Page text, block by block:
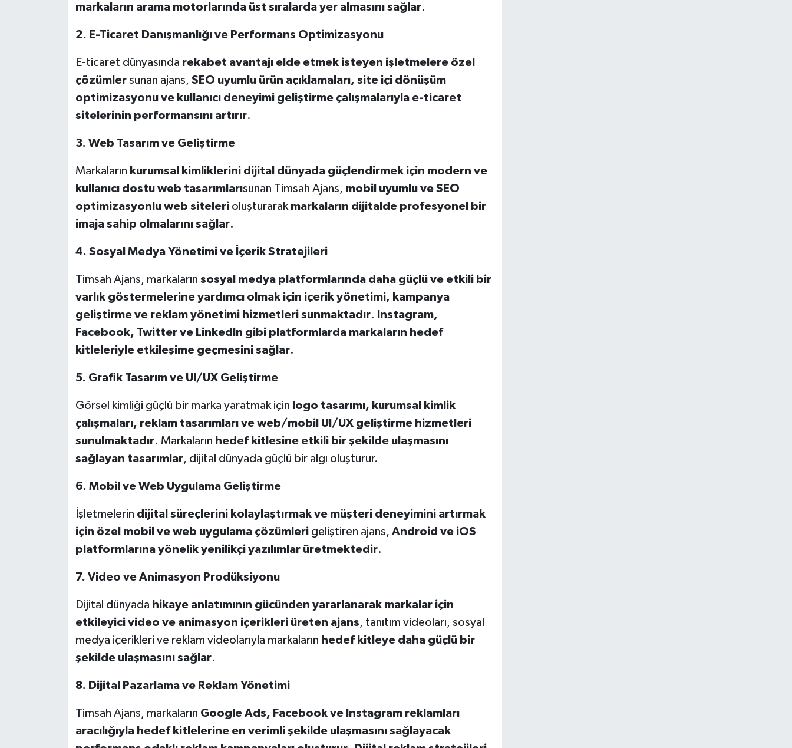
markaların arama motorlarında üst sıralarda yer almasını sağlar.
2. E-Ticaret Danışmanlığı ve Performans Optimizasyonu
E-ticaret dünyasında rekabet avantajı elde etmek isteyen işletmelere özel
çözümlersunan ajans, SEO uyumlu ürün açıklamaları, site içi d önüşüm
optimizasyonu ve kullanıcı deneyimi geliştirme çalışmalarıyla e-ticaret
sitelerinin performansını artırır.
3. Web Tasarım ve Geliştirme
Markaların kurumsal kimliklerini dijital dünyada güçlendirmek için modern ve
kullanıcı dostu web tasarımlarısunan Timsah Ajans, mobil uyumlu ve SEO
optimizasyonlu web sitelerioluşturarak markaların dijitalde profesyonel bir
imaja sahip olmalarını sağlar.
4. Sosyal Medya Yönetimi ve İçerik Stratejileri
Timsah Ajans, markaların sosyal medya platformlarında daha güçlü ve etkili bir
varlık göstermelerine yardımcı olmak için içerik yönetimi, kampanya
geliştirme ve reklam yönetimi hizmetleri sunmaktadır. Instagram,
Facebook, Twitter ve LinkedIn gibi platformlarda markaların hedef
kitleleriyle etkileşime geçmesini sağlar.
5. Grafik Tasarım ve UI/UX Geliştirme
Görsel kimliği güçlü bir marka yaratmak için logo tasarımı, kurumsal kimlik
çalışmaları, reklam tasarımları ve web/mobil UI/UX geliştirme hizmetleri
sunulmaktadır. Markaların hedef kitlesine etkili bir şekilde ulaşmasını
sağlayan tasarımlar, dijital dünyada güçlü bir algı oluşturur.
6. Mobil ve Web Uygulama Geliştirme
İşletmelerin dijital süreçlerini kolaylaştırmak ve müşteri deneyimini artırmak
için özel mobil ve web uygulama çözümlerigeliştiren ajans, Android ve iOS
platformlarına yönelik yenilikçi yazılımlar üretmektedir.
7. Video ve Animasyon Prodüksiyonu
Dijital dünyada hikaye anlatımının gücünden yararlanarak markalar için
etkileyici video ve animasyon içerikleri üreten ajans, tanıtım videoları, sosyal
medya içerikleri ve reklam videolarıyla markaların hedef kitleye daha güçlü bir
şekilde ulaşmasını sağlar.
8. Dijital Pazarlama ve Reklam Yönetimi
Timsah Ajans, markaların Google Ads, Facebook ve Instagram reklamları
aracılığıyla hedef kitlelerine en verimli şekilde ulaşmasını sağlayacak